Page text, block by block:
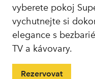
vyberete pokoj
vychutnejte si
elegance s
TV a kávovary.
Rezervovat